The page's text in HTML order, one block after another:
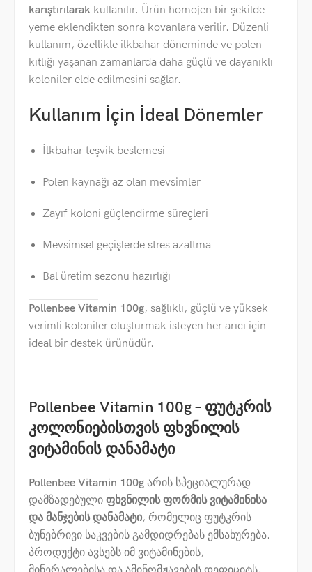
karıştırılarak kullanılır. Ürün homojen bir şekilde
yeme eklendikten sonra kovanlara verilir. Düzenli
kullanım, özellikle ilkbahar döneminde ve polen
kıtlığı yaşanan zamanlarda daha güçlü ve dayanıklı
koloniler elde edilmesini sağlar.
Kullanım İçin İdeal Dönemler
İlkbahar teşvik beslemesi
Polen kaynağı az olan mevsimler
Zayıf koloni güçlendirme süreçleri
Mevsimsel geçişlerde stres azaltma
Bal üretim sezonu hazırlığı
Pollenbee Vitamin 100g, sağlıklı, güçlü ve yüksek
verimli koloniler oluşturmak isteyen her arıcı için
ideal bir destek ürünüdür.
Pollenbee Vitamin 100g – ფუტკრის
კოლონიებისთვის ფხვნილის
ვიტამინის დანამატი
Pollenbee Vitamin 100g არის სპეციალურად
დამზადებული ფხვნილის ფორმის ვიტამინისა
და მანჯების დანამატი, რომელიც ფუტკრის
ბუნებრივი საკვების გამდიდრებას ემსახურება.
პროდუქტი ავსებს იმ ვიტამინების,